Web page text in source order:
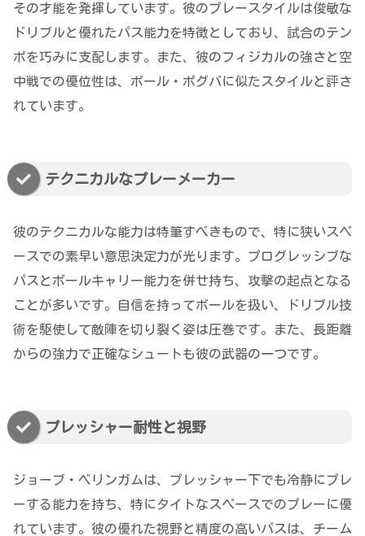
その才能を発揮しています。彼のプレースタイルは俊敏な
ドリブルと優れたパス能力を特徴としており、試合のテン
ポを巧みに支配します。また、彼のフィジカルの強さと空
中戦での優位性は、ポール・ポグバに似たスタイルと評さ
れています。
テクニカルなプレーメーカー
彼のテクニカルな能力は特筆すべきもので、特に狭いスペ
ースでの素早い意思決定力が光ります。プログレッシブな
パスとボールキャリー能力を併せ持ち、攻撃の起点となる
ことが多いです。自信を持ってボールを扱い、ドリブル技
術を駆使して敵陣を切り裂く姿は圧巻です。また、長距離
からの強力で正確なシュートも彼の武器の一つです。
プレッシャー耐性と視野
ジョーブ・ベリンガムは、プレッシャー下でも冷静にプレ
ーする能力を持ち、特にタイトなスペースでのプレーに優
れています。彼の優れた視野と精度の高いパスは、チーム